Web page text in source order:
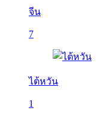
จีน
7
ไต้หวัน
1